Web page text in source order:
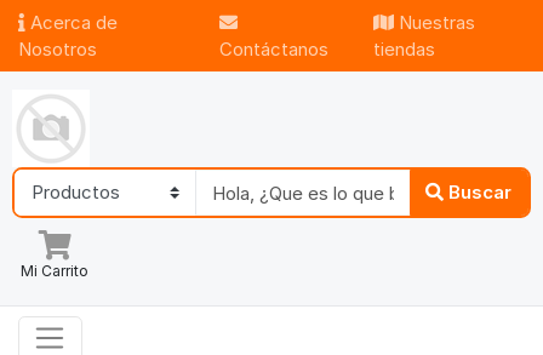
Acerca de
Nosotros
Contáctanos
Nuestras
tiendas
Buscar
Mi Carrito